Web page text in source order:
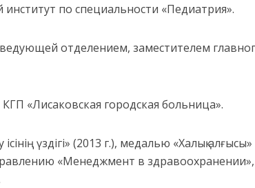
по специальности «Педиатрия».
отделением, заместителем
«Лисаковская городская больница».
үздігі» (2013 г.), медалью «Халық алғысы»
«Менеджмент в здравоохранении»,